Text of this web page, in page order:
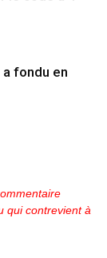
fondu en
qui contrevient à